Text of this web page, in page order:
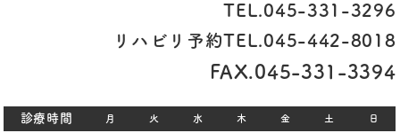
TEL.045-331-3296
リハビリ予約TEL.045-442-8018
FAX.045-331-3394
診療時間 月 火 水 木 金 土 日